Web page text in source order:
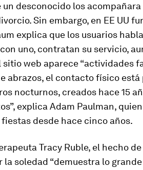
un desconocido los
Sin embargo, en EE UU
explica que los usuarios
uno, contratan su servicio,
sitio web aparece “actividades
abrazos, el contacto físico
nocturnos, creados hace 15
explica Adam Paulman,
desde hace cinco años.
Tracy Ruble, el hecho
soledad “demuestra lo grande